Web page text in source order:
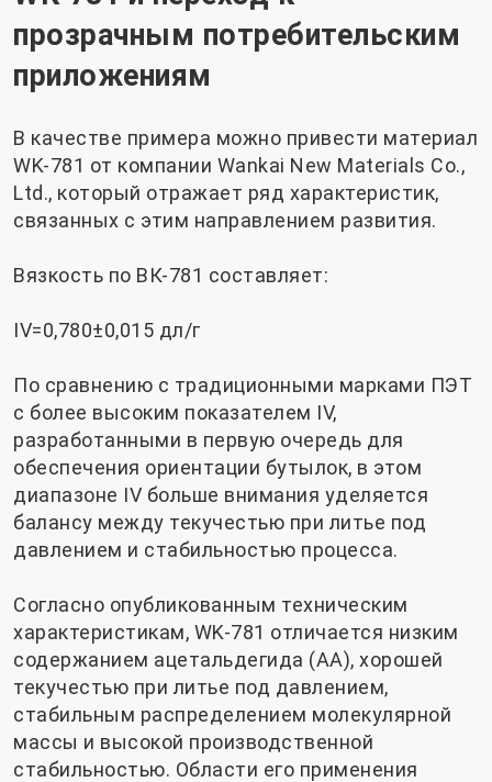
прозрачным потребительским
приложениям
В качестве примера можно привести материал
WK-781 от компании Wankai New Materials Co.,
Ltd., который отражает ряд характеристик,
связанных с этим направлением развития.
Вязкость по ВК-781 составляет:
IV=0,780±0,015 дл/г
По сравнению с традиционными марками ПЭТ
с более высоким показателем IV,
разработанными в первую очередь для
обеспечения ориентации бутылок, в этом
диапазоне IV больше внимания уделяется
балансу между текучестью при литье под
давлением и стабильностью процесса.
Согласно опубликованным техническим
характеристикам, WK-781 отличается низким
содержанием ацетальдегида (АА), хорошей
текучестью при литье под давлением,
стабильным распределением молекулярной
массы и высокой производственной
стабильностью. Области его применения